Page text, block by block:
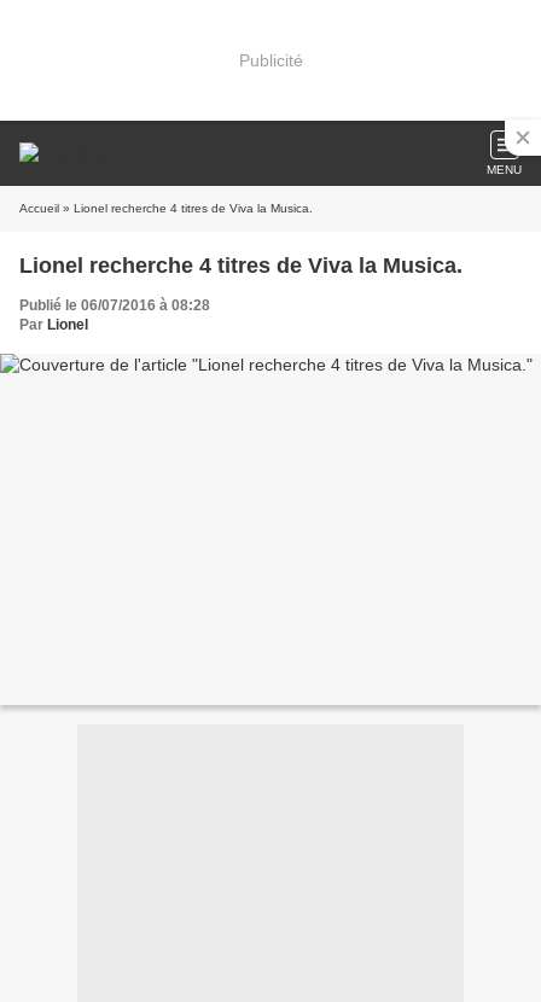
Publicité
MENU
Accueil » Lionel recherche 4 titres de Viva la Musica.
Lionel recherche 4 titres de Viva la Musica.
Publié le 06/07/2016 à 08:28
Par Lionel